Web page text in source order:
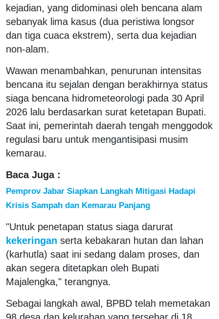
kejadian, yang didominasi oleh bencana alam
sebanyak lima kasus (dua peristiwa longsor
dan tiga cuaca ekstrem), serta dua kejadian
non-alam.
Wawan menambahkan, penurunan intensitas
bencana itu sejalan dengan berakhirnya status
siaga bencana hidrometeorologi pada 30 April
2026 lalu berdasarkan surat ketetapan Bupati.
Saat ini, pemerintah daerah tengah menggodok
regulasi baru untuk mengantisipasi musim
kemarau.
Baca Juga :
Pemprov Jabar Siapkan Langkah Mitigasi Hadapi
Krisis Sampah dan Kemarau Panjang
"Untuk penetapan status siaga darurat
kekeringan serta kebakaran hutan dan lahan
(karhutla) saat ini sedang dalam proses, dan
akan segera ditetapkan oleh Bupati
Majalengka," terangnya.
Sebagai langkah awal, BPBD telah memetakan